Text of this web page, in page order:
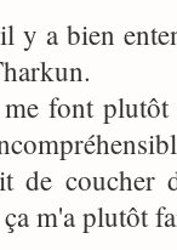
y a bien
font plutôt
de coucher
m'a plutôt